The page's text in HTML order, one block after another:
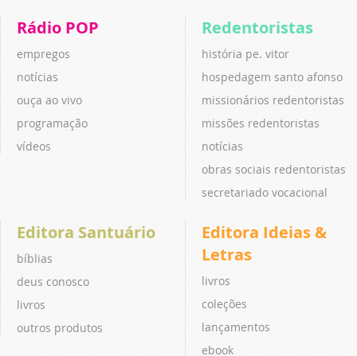
Rádio POP
empregos
notícias
ouça ao vivo
programação
vídeos
Redentoristas
história pe. vitor
hospedagem santo afonso
missionários redentoristas
missões redentoristas
notícias
obras sociais redentoristas
secretariado vocacional
Editora Santuário
bíblias
deus conosco
livros
outros produtos
Editora Ideias &
Letras
livros
coleções
lançamentos
ebook